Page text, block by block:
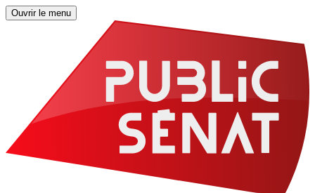
Ouvrir le menu